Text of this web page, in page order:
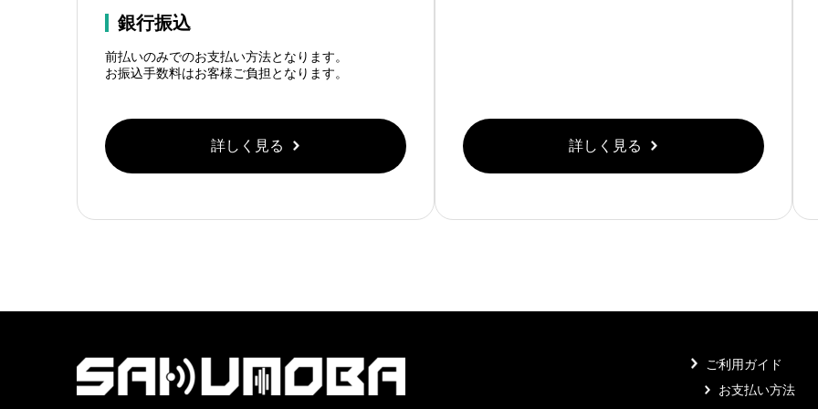
銀行振込
前払いのみでのお支払い方法となります。
お振込手数料はお客様ご負担となります。
詳しく見る 詳しく見る
ご利用ガイド
お支払い方法